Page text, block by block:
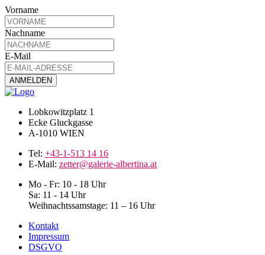
Vorname
Nachname
E-Mail
Lobkowitzplatz 1
Ecke Gluckgasse
A-1010 WIEN
Tel: +43-1-513 14 16
E-Mail: zetter@galerie-albertina.at
Mo - Fr: 10 - 18 Uhr
Sa: 11 - 14 Uhr
Weihnachtssamstage: 11 – 16 Uhr
Kontakt
Impressum
DSGVO